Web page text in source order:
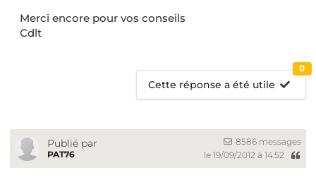
Merci encore pour vos conseils
Cdlt
Cette réponse a été utile
0
Publié par
PAT76
8586 messages
le 19/09/2012 à 14:52